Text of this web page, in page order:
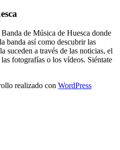
de Música de Huesca donde
banda así como descubrir las
suceden a través de las noticias, el
fotografías o los vídeos. Siéntate
realizado con WordPress